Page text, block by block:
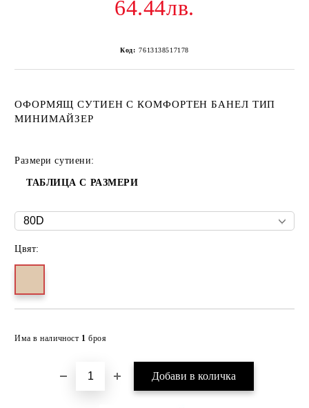
64.44лв.
Код: 7613138517178
ОФОРМЯЩ СУТИЕН С КОМФОРТЕН БАНЕЛ ТИП
МИНИМАЙЗЕР
Размери сутиени:
ТАБЛИЦА С РАЗМЕРИ
Цвят:
Има в наличност 1 броя